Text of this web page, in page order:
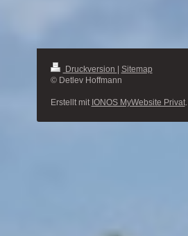
Druckversion | Sitemap
© Detlev Hoffmann
Erstellt mit IONOS MyWebsite Privat.